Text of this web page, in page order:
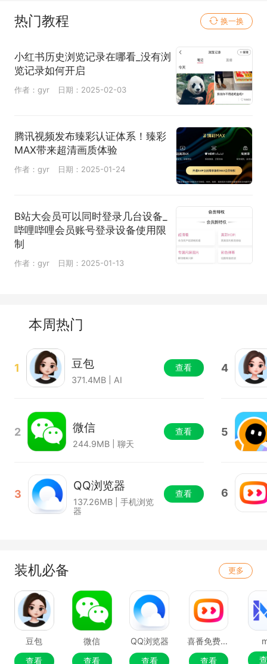
热门教程 换一换
小红书历史浏览记录在哪看_没有浏
览记录如何开启
作者：gyr 日期：2025-02-03
腾讯视频发布臻彩认证体系！臻彩
MAX带来超清画质体验
作者：gyr 日期：2025-01-24
B站大会员可以同时登录几台设备_
哔哩哔哩会员账号登录设备使用限
制
作者：gyr 日期：2025-01-13
本周热门
1 豆包
371.4MB | AI
查看
2 微信
244.9MB | 聊天
查看
3
QQ浏览器
137.26MB | 手机浏览
器
查看
4
5
6
装机必备 更多
豆包
查看
微信
查看
QQ浏览器
查看
喜番免费短剧
查看